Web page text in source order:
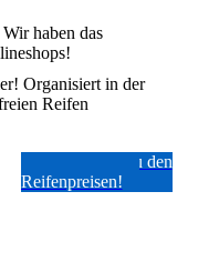
haben das
Organisiert in der
Reifen
Hier geht es zu den
Reifenpreisen!